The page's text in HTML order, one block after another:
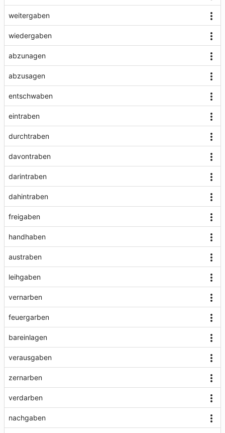
weitergaben
wiedergaben
abzunagen
abzusagen
entschwaben
eintraben
durchtraben
davontraben
darintraben
dahintraben
freigaben
handhaben
austraben
leihgaben
vernarben
feuergarben
bareinlagen
verausgaben
zernarben
verdarben
nachgaben